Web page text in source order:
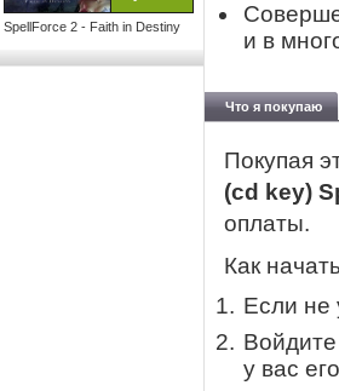
SpellForce 2 - Faith in Destiny
и в
Что я покупаю
Покупая
(cd key)
оплаты.
Как начать
Если не
у вас